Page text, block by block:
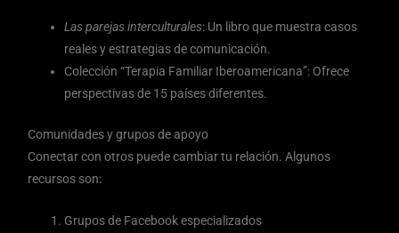
Las parejas interculturales: Un libro que muestra casos
reales y estrategias de comunicación.
Colección “Terapia Familiar Iberoamericana”: Ofrece
perspectivas de 15 países diferentes.
Comunidades y grupos de apoyo
Conectar con otros puede cambiar tu relación. Algunos
recursos son:
Grupos de Facebook especializados